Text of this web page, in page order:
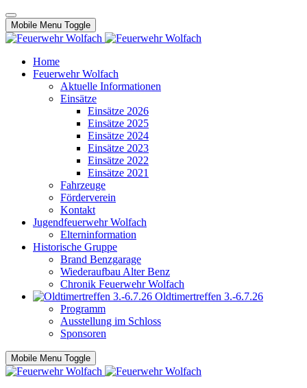
Mobile Menu Toggle
Home
Feuerwehr Wolfach
Aktuelle Informationen
Einsätze
Einsätze 2026
Einsätze 2025
Einsätze 2024
Einsätze 2023
Einsätze 2022
Einsätze 2021
Fahrzeuge
Förderverein
Kontakt
Jugendfeuerwehr Wolfach
Elterninformation
Historische Gruppe
Brand Benzgarage
Wiederaufbau Alter Benz
Chronik Feuerwehr Wolfach
Oldtimertreffen 3.-6.7.26
Programm
Ausstellung im Schloss
Sponsoren
Mobile Menu Toggle